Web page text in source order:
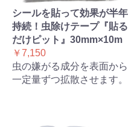
シールを貼って効果が半年
持続！虫除けテープ『貼る
だけピット』30mm×10m
￥7,150
虫の嫌がる成分を表面から
一定量ずつ拡散させます。